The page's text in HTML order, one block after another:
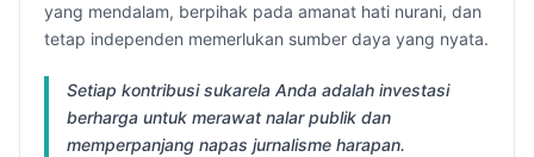
yang mendalam, berpihak pada amanat hati nurani, dan
tetap independen memerlukan sumber daya yang nyata.
Setiap kontribusi sukarela Anda adalah investasi
berharga untuk merawat nalar publik dan
memperpanjang napas jurnalisme harapan.